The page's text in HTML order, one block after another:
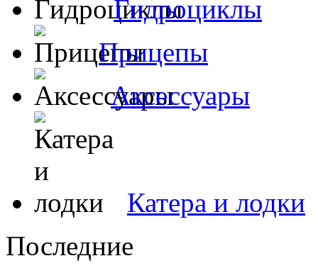
Гидроциклы
Прицепы
Аксессуары
Катера и лодки
Последние